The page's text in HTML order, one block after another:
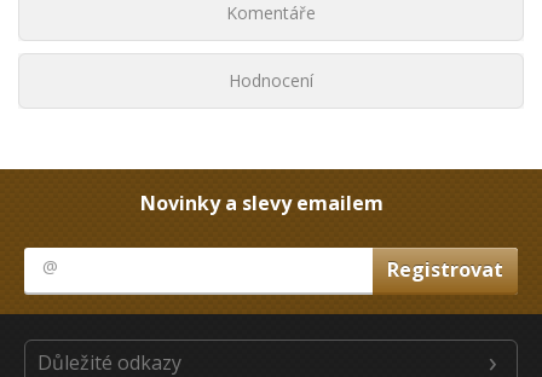
Komentáře
Hodnocení
Novinky a slevy emailem
Důležité odkazy